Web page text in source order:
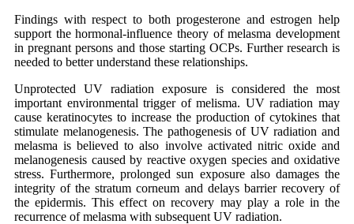
Findings with respect to both progesterone and estrogen help
support the hormonal-influence theory of melasma development
in pregnant persons and those starting OCPs. Further research is
needed to better understand these relationships.
Unprotected UV radiation exposure is considered the most
important environmental trigger of melisma. UV radiation may
cause keratinocytes to increase the production of cytokines that
stimulate melanogenesis. The pathogenesis of UV radiation and
melasma is believed to also involve activated nitric oxide and
melanogenesis caused by reactive oxygen species and oxidative
stress. Furthermore, prolonged sun exposure also damages the
integrity of the stratum corneum and delays barrier recovery of
the epidermis. This effect on recovery may play a role in the
recurrence of melasma with subsequent UV radiation.